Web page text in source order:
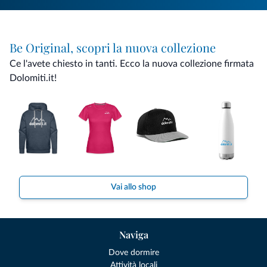
Be Original, scopri la nuova collezione
Ce l'avete chiesto in tanti. Ecco la nuova collezione firmata
Dolomiti.it!
Vai allo shop
Naviga
Dove dormire
Attività locali